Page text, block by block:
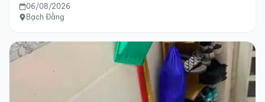
06/08/2026
Bạch Đằng